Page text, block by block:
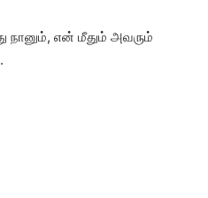
நானும், என் மீதும் அவரும்